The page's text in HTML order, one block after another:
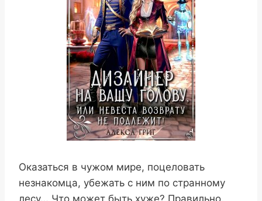
Оказаться в чужом мире, поцеловать
незнакомца, убежать с ним по странному
лесу… Что может быть хуже? Правильно,